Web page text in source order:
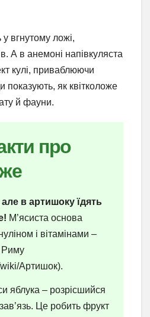
вгнутому ложі,
А в анемоні напівкуляста
кулі, приваблюючи
показують, як квітколоже
й фауни.
про
в артишоку їдять
М’ясиста основа
і вітамінами –
Риму
Артишок).
яблука – розрісшийся
Це робить фрукт